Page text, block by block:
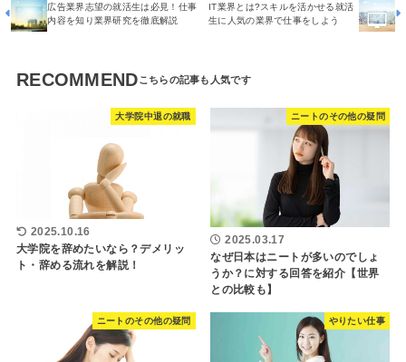
広告業界志望の就活生は必見！仕事
内容を知り業界研究を徹底解説
IT業界とは?スキルを活かせる就活
生に人気の業界で仕事をしよう
RECOMMEND
大学院中退の就職
2025.10.16
大学院を辞めたいなら？デメリッ
ト・辞める流れを解説！
ニートのその他の疑問
2025.03.17
なぜ日本はニートが多いのでしょ
うか？に対する回答を紹介【世界
との比較も】
ニートのその他の疑問 やりたい仕事